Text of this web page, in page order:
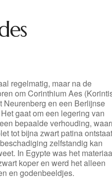
regelmatig, maar na de
om Corinthium Aes
Neurenberg en een Berlijnse
gaat om een legering van
bepaalde verhouding,
tot bijna zwart patina
zelfstandig kan
In Egypte was het
koper en werd het alleen
en godenbeeldjes.